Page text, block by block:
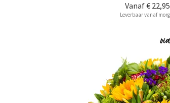
Vanaf€ 22,95
Leverbaar vanaf